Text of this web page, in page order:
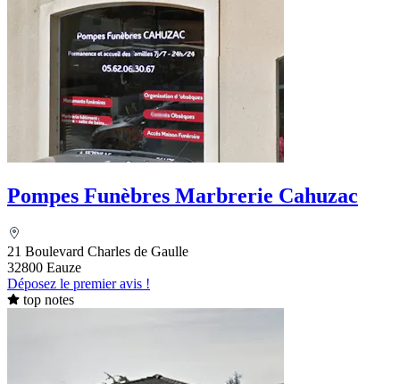
Pompes Funèbres Marbrerie Cahuzac
21 Boulevard Charles de Gaulle
32800 Eauze
Déposez le premier avis !
top notes